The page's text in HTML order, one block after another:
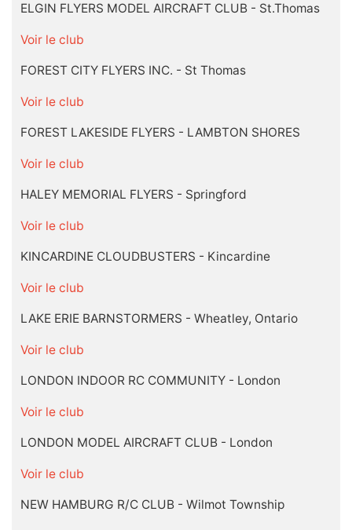
ELGIN FLYERS MODEL AIRCRAFT CLUB - St.Thomas
Voir le club
FOREST CITY FLYERS INC. - St Thomas
Voir le club
FOREST LAKESIDE FLYERS - LAMBTON SHORES
Voir le club
HALEY MEMORIAL FLYERS - Springford
Voir le club
KINCARDINE CLOUDBUSTERS - Kincardine
Voir le club
LAKE ERIE BARNSTORMERS - Wheatley, Ontario
Voir le club
LONDON INDOOR RC COMMUNITY - London
Voir le club
LONDON MODEL AIRCRAFT CLUB - London
Voir le club
NEW HAMBURG R/C CLUB - Wilmot Township